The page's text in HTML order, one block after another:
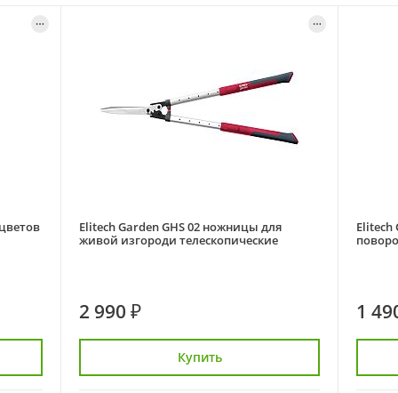
Elitech Garden GHS 02 ножницы для
живой изгороди телескопические
2 990 ₽
Купить
Elitech
1